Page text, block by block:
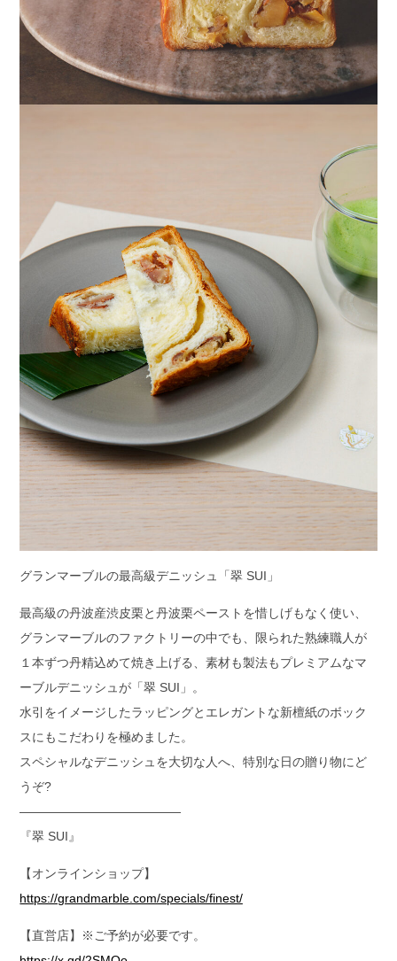
グランマーブルの最高級デニッシュ「翠 SUI」
最高級の丹波産渋皮栗と丹波栗ペーストを惜しげもなく使い、
グランマーブルのファクトリーの中でも、限られた熟練職人が
１本ずつ丹精込めて焼き上げる、素材も製法もプレミアムなマ
ーブルデニッシュが「翠 SUI」。
水引をイメージしたラッピングとエレガントな新檀紙のボック
スにもこだわりを極めました。
スペシャルなデニッシュを大切な人へ、特別な日の贈り物にど
うぞ?
—————————————
『翠 SUI』
【オンラインショップ】
https://grandmarble.com/specials/finest/
【直営店】※ご予約が必要です。